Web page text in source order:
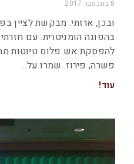
8 בנובמבר 2017
ובכן, ארזתי. מבקשת לציין
בהפוגה הומניטרית. עם
להפסקת אש פלוס טיוטות
פשרה, פירוז. שמרו על
עוד!